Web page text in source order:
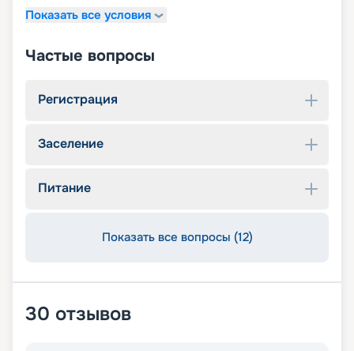
Показать все условия
Частые вопросы
Регистрация
Заселение
Питание
Показать все вопросы (12)
30 отзывов